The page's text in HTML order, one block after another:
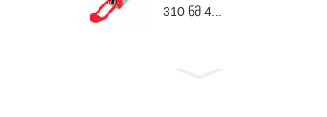
310 ნმ 4...